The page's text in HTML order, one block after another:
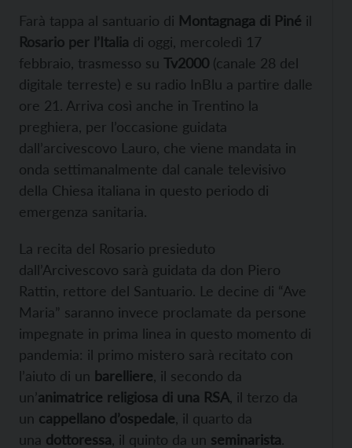
Farà tappa al santuario di Montagnaga di Piné il
Rosario per l’Italia di oggi, mercoledì 17
febbraio, trasmesso su Tv2000 (canale 28 del
digitale terreste) e su radio InBlu a partire dalle
ore 21. Arriva così anche in Trentino la
preghiera, per l’occasione guidata
dall’arcivescovo Lauro, che viene mandata in
onda settimanalmente dal canale televisivo
della Chiesa italiana in questo periodo di
emergenza sanitaria.
La recita del Rosario presieduto
dall’Arcivescovo sarà guidata da don Piero
Rattin, rettore del Santuario. Le decine di “Ave
Maria” saranno invece proclamate da persone
impegnate in prima linea in questo momento di
pandemia: il primo mistero sarà recitato con
l’aiuto di un barelliere , il secondo da
un’animatrice religiosa di una RSA , il terzo da
un cappellano d’ospedale , il quarto da
una dottoressa , il quinto da un seminarista.